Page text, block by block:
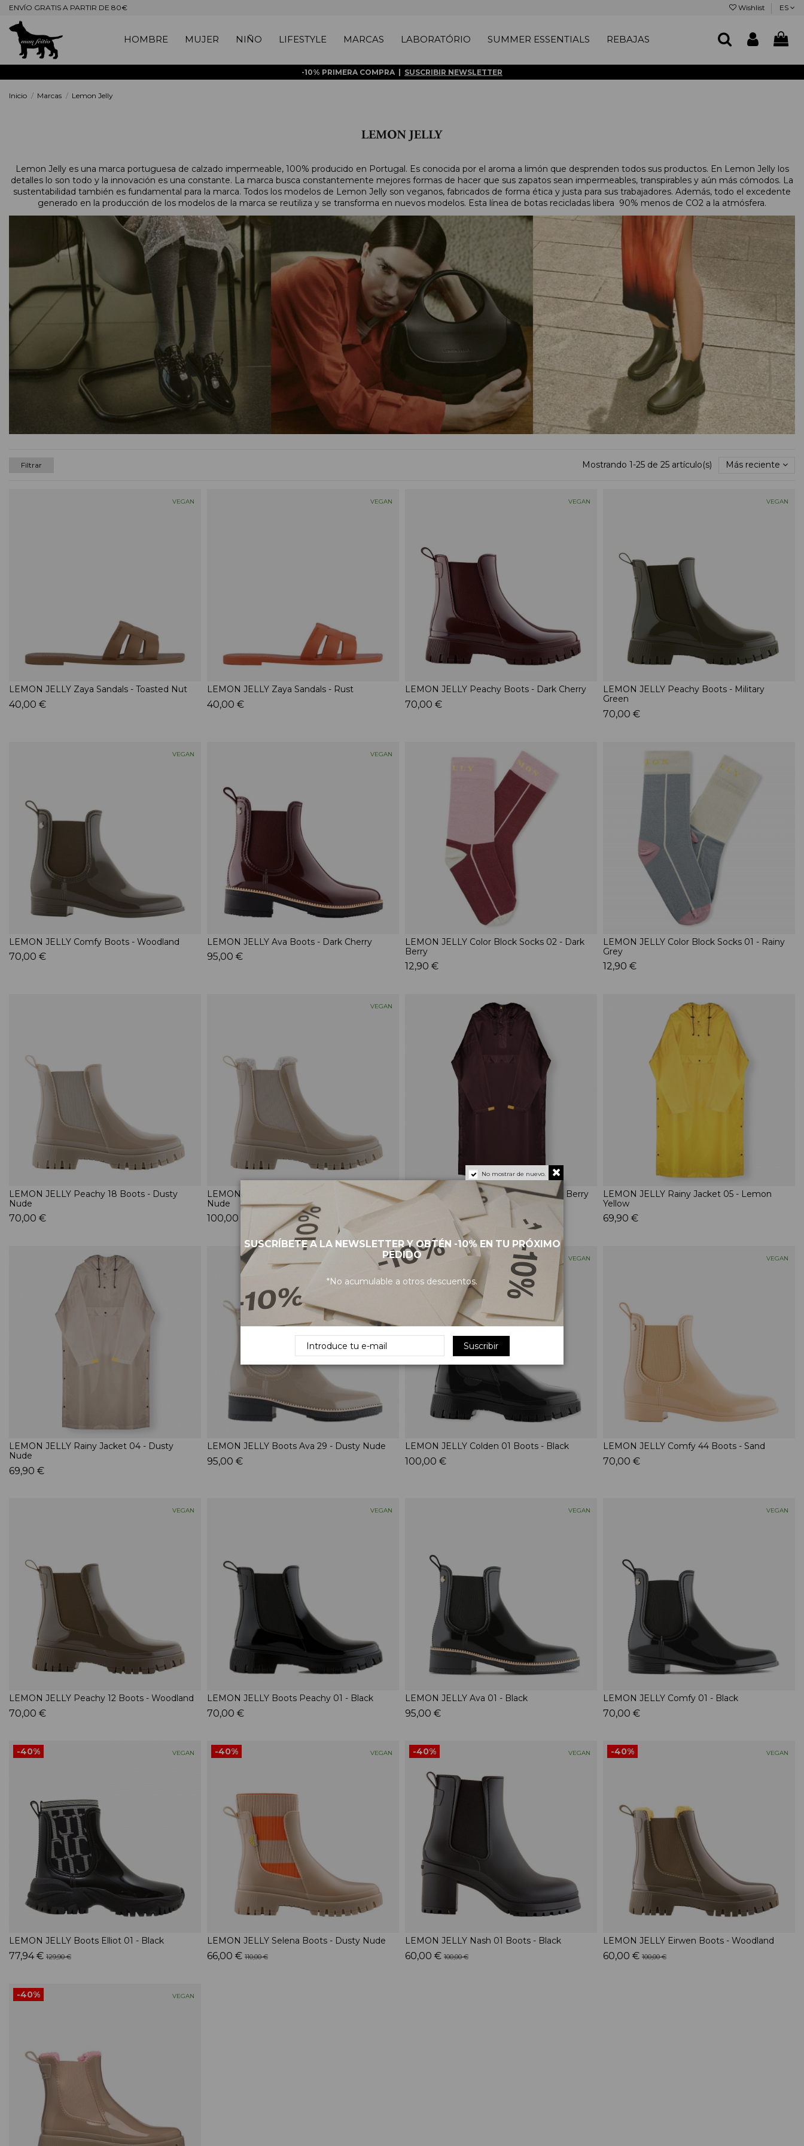
ENVÍO GRATIS A PARTIR DE 80€ Wishlist ES
HOMBRE MUJER NIÑO LIFESTYLE MARCAS LABORATÓRIO SUMMER ESSENTIALS REBAJAS
-10% PRIMERA COMPRA | SUSCRIBIR NEWSLETTER
Inicio Marcas Lemon Jelly
Lemon Jelly es una marca portuguesa de calzado impermeable, 100% producido en Portugal. Es conocida por el aroma a limón que desprenden todos sus productos. En Lemon Jelly los
detalles lo son todo y la innovación es una constante. La marca busca constantemente mejores formas de hacer que sus zapatos sean impermeables, transpirables y aún más cómodos. La
sustentabilidad también es fundamental para la marca. Todos los modelos de Lemon Jelly son veganos, fabricados de forma ética y justa para sus trabajadores. Además, todo el excedente
generado en la producción de los modelos de la marca se reutiliza y se transforma en nuevos modelos. Esta línea de botas recicladas libera 90% menos de CO2 a la atmósfera.
Filtrar Mostrando 1-25 de 25 artículo(s) Más reciente
VEGAN
LEMON JELLY Zaya Sandals - Toasted Nut
40,00 €
VEGAN
LEMON JELLY Zaya Sandals - Rust
40,00 €
VEGAN
LEMON JELLY Peachy Boots - Dark Cherry
70,00 €
VEGAN
LEMON JELLY Peachy Boots - Military
Green
70,00 €
VEGAN
LEMON JELLY Comfy Boots - Woodland
70,00 €
VEGAN
LEMON JELLY Ava Boots - Dark Cherry
95,00 €
LEMON JELLY Color Block Socks 02 - Dark
Berry
12,90 €
LEMON JELLY Color Block Socks 01 - Rainy
Grey
12,90 €
LEMON JELLY Peachy 18 Boots - Dusty
Nude
70,00 €
VEGAN
LEMON JELLY Colden 08 Boots - Dusty
Nude
100,00 €
LEMON JELLY Rainy Jacket 03 - Dark Berry
LEMON JELLY Rainy Jacket 05 - Lemon
Yellow
69,90 €
LEMON JELLY Rainy Jacket 04 - Dusty
Nude
69,90 €
VEGAN
LEMON JELLY Boots Ava 29 - Dusty Nude
95,00 €
VEGAN
LEMON JELLY Colden 01 Boots - Black
100,00 €
VEGAN
LEMON JELLY Comfy 44 Boots - Sand
70,00 €
VEGAN
LEMON JELLY Peachy 12 Boots - Woodland
70,00 €
VEGAN
LEMON JELLY Boots Peachy 01 - Black
70,00 €
VEGAN
LEMON JELLY Ava 01 - Black
95,00 €
VEGAN
LEMON JELLY Comfy 01 - Black
70,00 €
VEGAN
-40%
LEMON JELLY Boots Elliot 01 - Black
77,94 € 129,90 €
VEGAN
-40%
LEMON JELLY Selena Boots - Dusty Nude
66,00 € 110,00 €
VEGAN
-40%
LEMON JELLY Nash 01 Boots - Black
60,00 € 100,00 €
VEGAN
-40%
LEMON JELLY Eirwen Boots - Woodland
60,00 € 100,00 €
VEGAN
-40%
No mostrar de nuevo.
SUSCRÍBETE A LA NEWSLETTER Y OBTÉN -10% EN TU PRÓXIMO
PEDIDO
*No acumulable a otros descuentos.
Suscribir